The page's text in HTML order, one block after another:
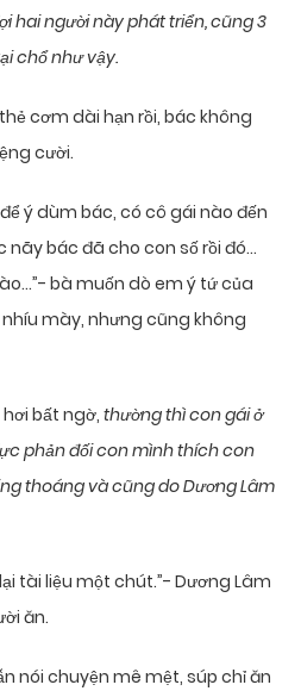
hai người này phát triển, cũng 3
chổ như vậy.
cơm dài hạn rồi, bác không
cười.
ý dùm bác, có cô gái nào đến
nãy bác đã cho con số rồi đó…
bà muốn dò em ý tứ của
mày, nhưng cũng không
hơi bất ngờ, thường thì con gái ở
phản đối con mình thích con
thoáng và cũng do Dương Lâm
tài liệu một chút.”- Dương Lâm
ăn.
nói chuyện mê mệt, súp chỉ ăn